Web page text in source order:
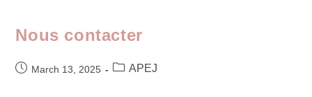
Nous contacter
March 13, 2025 APEJ